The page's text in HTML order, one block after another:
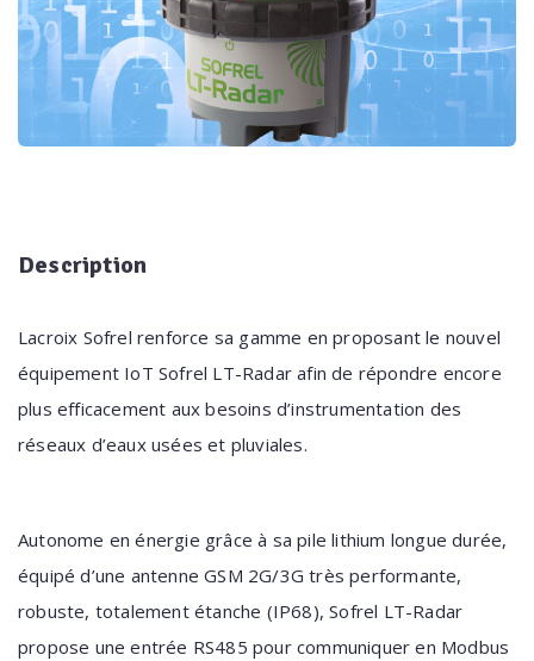
Description
Lacroix Sofrel renforce sa gamme en proposant le nouvel
équipement IoT Sofrel LT-Radar afin de répondre encore
plus efficacement aux besoins d’instrumentation des
réseaux d’eaux usées et pluviales.
Autonome en énergie grâce à sa pile lithium longue durée,
équipé d’une antenne GSM 2G/3G très performante,
robuste, totalement étanche (IP68), Sofrel LT-Radar
propose une entrée RS485 pour communiquer en Modbus